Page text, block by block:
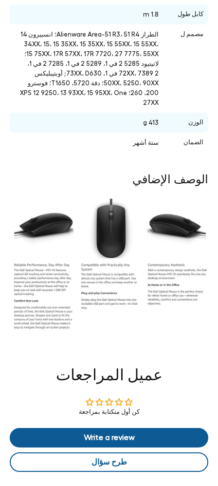
كابل طول 1.8 m
مصمم ل
الطراز Alienware Area-51 R3، 51 R4؛ انسبيرون 14
34XX، 15، 15 35XX، 15 35XX، 15 55XX، 15 55XX،
15 75XX، 17R 57XX، 17R 7720، 27 7775، 55XX؛
لاتيتيود 5285 2 في 1، 5289 2 في 1، 7285 2 في 1،
72XX، 7389 2 في 1، 73XX، D630; أوبتيبليكس
50XX، 5250، 90XX؛ دقة 5720، T1650؛ فوسترو
200، 260؛ XPS 12 9250، 13 93XX، 15 95XX، One
27XX
الوزن 413 g
الضمان ستة أشهر
الوصف الإضافي
عميل المراجعات
كن أول منكتابة بمراجعة
Write a review
طرح سؤال